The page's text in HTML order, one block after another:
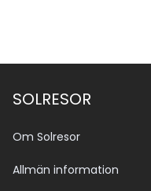
SOLRESOR
Om Solresor
Allmän information